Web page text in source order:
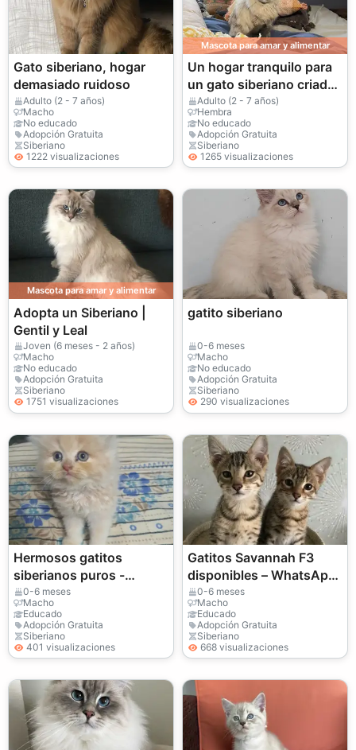
Gato siberiano, hogar
demasiado ruidoso
Adulto (2 - 7 años)
Macho
No educado
Adopción Gratuita
Siberiano
1222 visualizaciones
Mascota para amar y alimentar
Un hogar tranquilo para
un gato siberiano criado
en un entorno hogareño.
Adulto (2 - 7 años)
Hembra
No educado
Adopción Gratuita
Siberiano
1265 visualizaciones
Mascota para amar y alimentar
Adopta un Siberiano |
Gentil y Leal
Joven (6 meses - 2 años)
Macho
No educado
Adopción Gratuita
Siberiano
1751 visualizaciones
gatito siberiano
0-6 meses
Macho
No educado
Adopción Gratuita
Siberiano
290 visualizaciones
Hermosos gatitos
siberianos puros -
Hipoalergénicos
0-6 meses
Macho
Educado
Adopción Gratuita
Siberiano
401 visualizaciones
Gatitos Savannah F3
disponibles – WhatsApp
+33773117748
0-6 meses
Macho
Educado
Adopción Gratuita
Siberiano
668 visualizaciones